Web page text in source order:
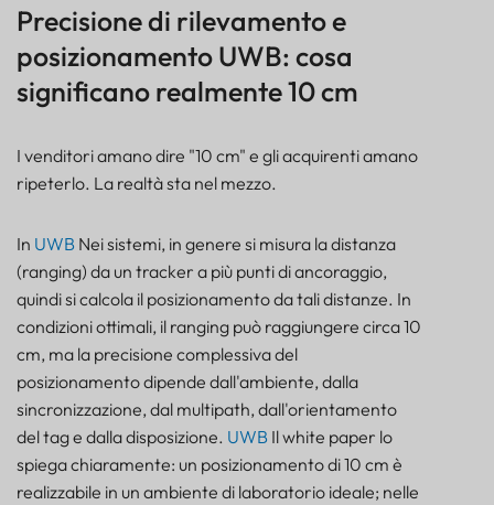
5) Qual è la tua tolleranza di installazione?
6) In quale sistema vi integrate?
Domande frequenti
Informazioni sulla precisione del posizionamento
Precisione di rilevamento e
posizionamento UWB: cosa
significano realmente 10 cm
I venditori amano dire "10 cm" e gli acquirenti amano
ripeterlo. La realtà sta nel mezzo.
In UWB Nei sistemi, in genere si misura la distanza
(ranging) da un tracker a più punti di ancoraggio,
quindi si calcola il posizionamento da tali distanze. In
condizioni ottimali, il ranging può raggiungere circa 10
cm, ma la precisione complessiva del
posizionamento dipende dall'ambiente, dalla
sincronizzazione, dal multipath, dall'orientamento
del tag e dalla disposizione. UWB Il white paper lo
spiega chiaramente: un posizionamento di 10 cm è
realizzabile in un ambiente di laboratorio ideale; nelle